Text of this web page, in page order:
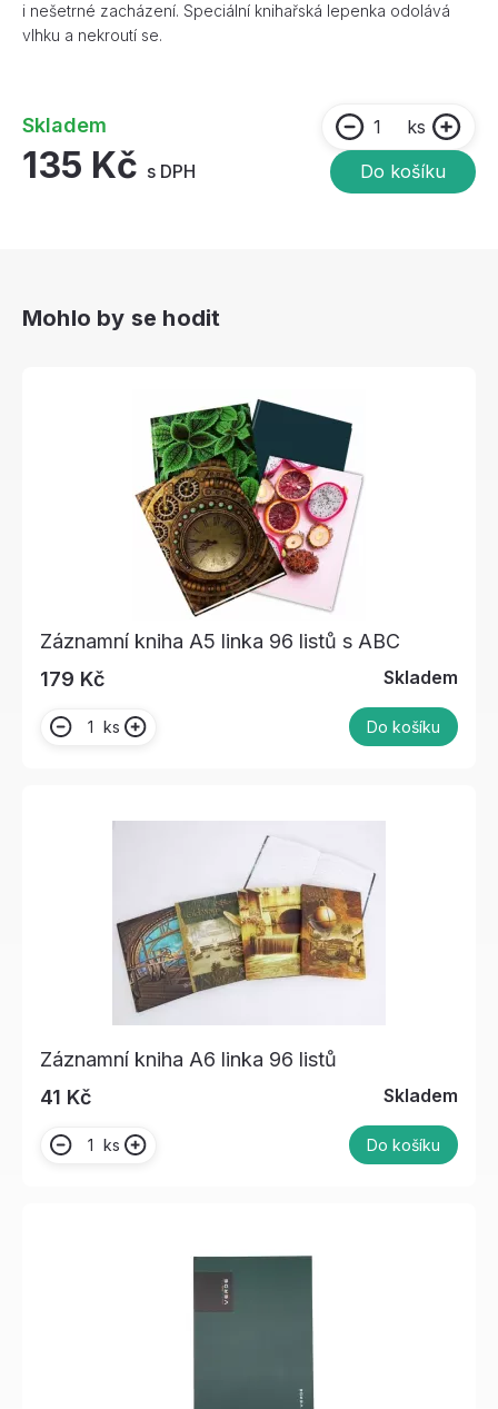
i nešetrné zacházení. Speciální knihařská lepenka odolává
vlhku a nekroutí se.
Skladem
135 Kč s DPH
ks
Do košíku
Mohlo by se hodit
Záznamní kniha A5 linka 96 listů s ABC
179 Kč
Skladem
ks Do košíku
Záznamní kniha A6 linka 96 listů
41 Kč
Skladem
ks Do košíku